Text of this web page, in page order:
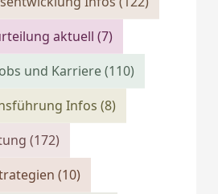
aktuell(7)
und Karriere(110)
Infos(8)
(172)
(10)